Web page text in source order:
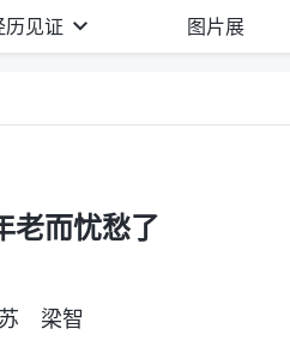
历见证 图片展
而忧愁了
梁智